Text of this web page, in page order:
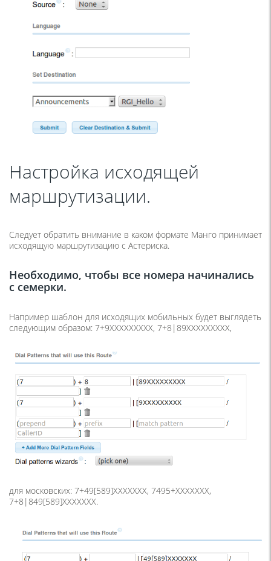
Настройка исходящей
маршрутизации.
Следует обратить внимание в каком формате Манго принимает
исходящую маршрутизацию с Астериска.
Необходимо, чтобы все номера начинались
с семерки.
Например шаблон для исходящих мобильных будет выглядеть
следующим образом: 7+9XXXXXXXXX, 7+8|89XXXXXXXXX,
для московских: 7+49[589]XXXXXXX, 7495+XXXXXXX,
7+8|849[589]XXXXXXX.